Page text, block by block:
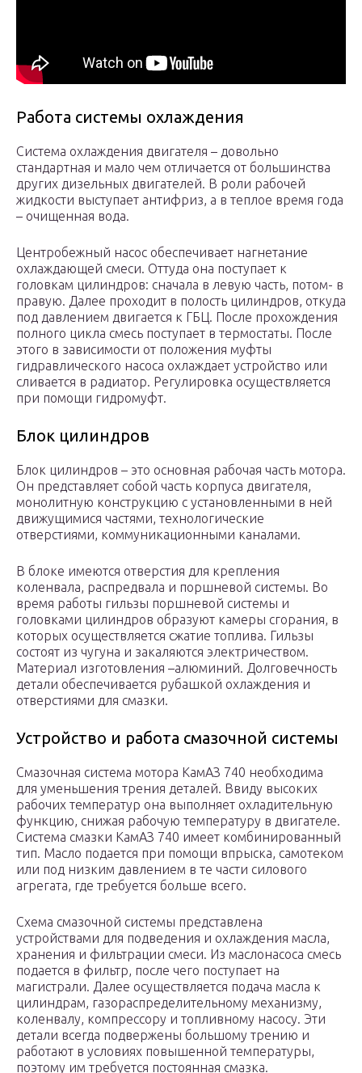
Работа системы охлаждения
Система охлаждения двигателя – довольно
стандартная и мало чем отличается от большинства
других дизельных двигателей. В роли рабочей
жидкости выступает антифриз, а в теплое время года
– очищенная вода.
Центробежный насос обеспечивает нагнетание
охлаждающей смеси. Оттуда она поступает к
головкам цилиндров: сначала в левую часть, потом- в
правую. Далее проходит в полость цилиндров, откуда
под давлением двигается к ГБЦ. После прохождения
полного цикла смесь поступает в термостаты. После
этого в зависимости от положения муфты
гидравлического насоса охлаждает устройство или
сливается в радиатор. Регулировка осуществляется
при помощи гидромуфт.
Блок цилиндров
Блок цилиндров – это основная рабочая часть мотора.
Он представляет собой часть корпуса двигателя,
монолитную конструкцию с установленными в ней
движущимися частями, технологические
отверстиями, коммуникационными каналами.
В блоке имеются отверстия для крепления
коленвала, распредвала и поршневой системы. Во
время работы гильзы поршневой системы и
головками цилиндров образуют камеры сгорания, в
которых осуществляется сжатие топлива. Гильзы
состоят из чугуна и закаляются электричеством.
Материал изготовления –алюминий. Долговечность
детали обеспечивается рубашкой охлаждения и
отверстиями для смазки.
Устройство и работа смазочной системы
Смазочная система мотора КамАЗ 740 необходима
для уменьшения трения деталей. Ввиду высоких
рабочих температур она выполняет охладительную
функцию, снижая рабочую температуру в двигателе.
Система смазки КамАЗ 740 имеет комбинированный
тип. Масло подается при помощи впрыска, самотеком
или под низким давлением в те части силового
агрегата, где требуется больше всего.
Схема смазочной системы представлена
устройствами для подведения и охлаждения масла,
хранения и фильтрации смеси. Из маслонасоса смесь
подается в фильтр, после чего поступает на
магистрали. Далее осуществляется подача масла к
цилиндрам, газораспределительному механизму,
коленвалу, компрессору и топливному насосу. Эти
детали всегда подвержены большому трению и
работают в условиях повышенной температуры,
поэтому им требуется постоянная смазка.